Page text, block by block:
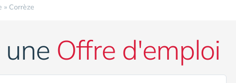
» Corrèze
Offre d'emploi